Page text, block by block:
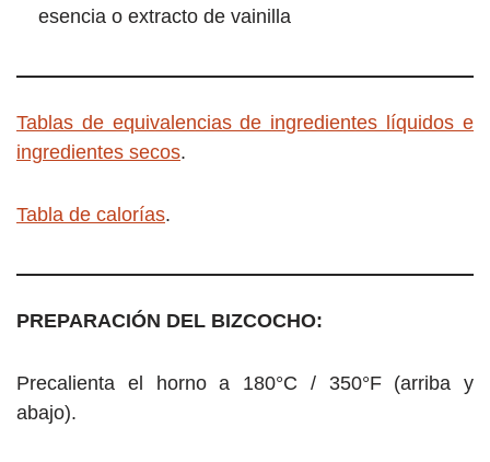
esencia o extracto de vainilla
Tablas de equivalencias de ingredientes líquidos e
ingredientes secos.
Tabla de calorías.
PREPARACIÓN DEL BIZCOCHO:
Precalienta el horno a 180°C / 350°F (arriba y
abajo).